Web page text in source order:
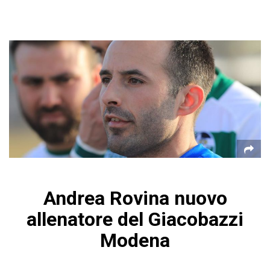
Andrea Rovina nuovo
allenatore del Giacobazzi
Modena